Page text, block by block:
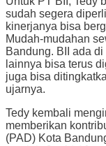
sudah segera
kinerjanya bisa
Mudah-mudahan
Bandung. BII ada
lainnya bisa terus
juga bisa
ujarnya.
Tedy kembali
memberikan
(PAD) Kota